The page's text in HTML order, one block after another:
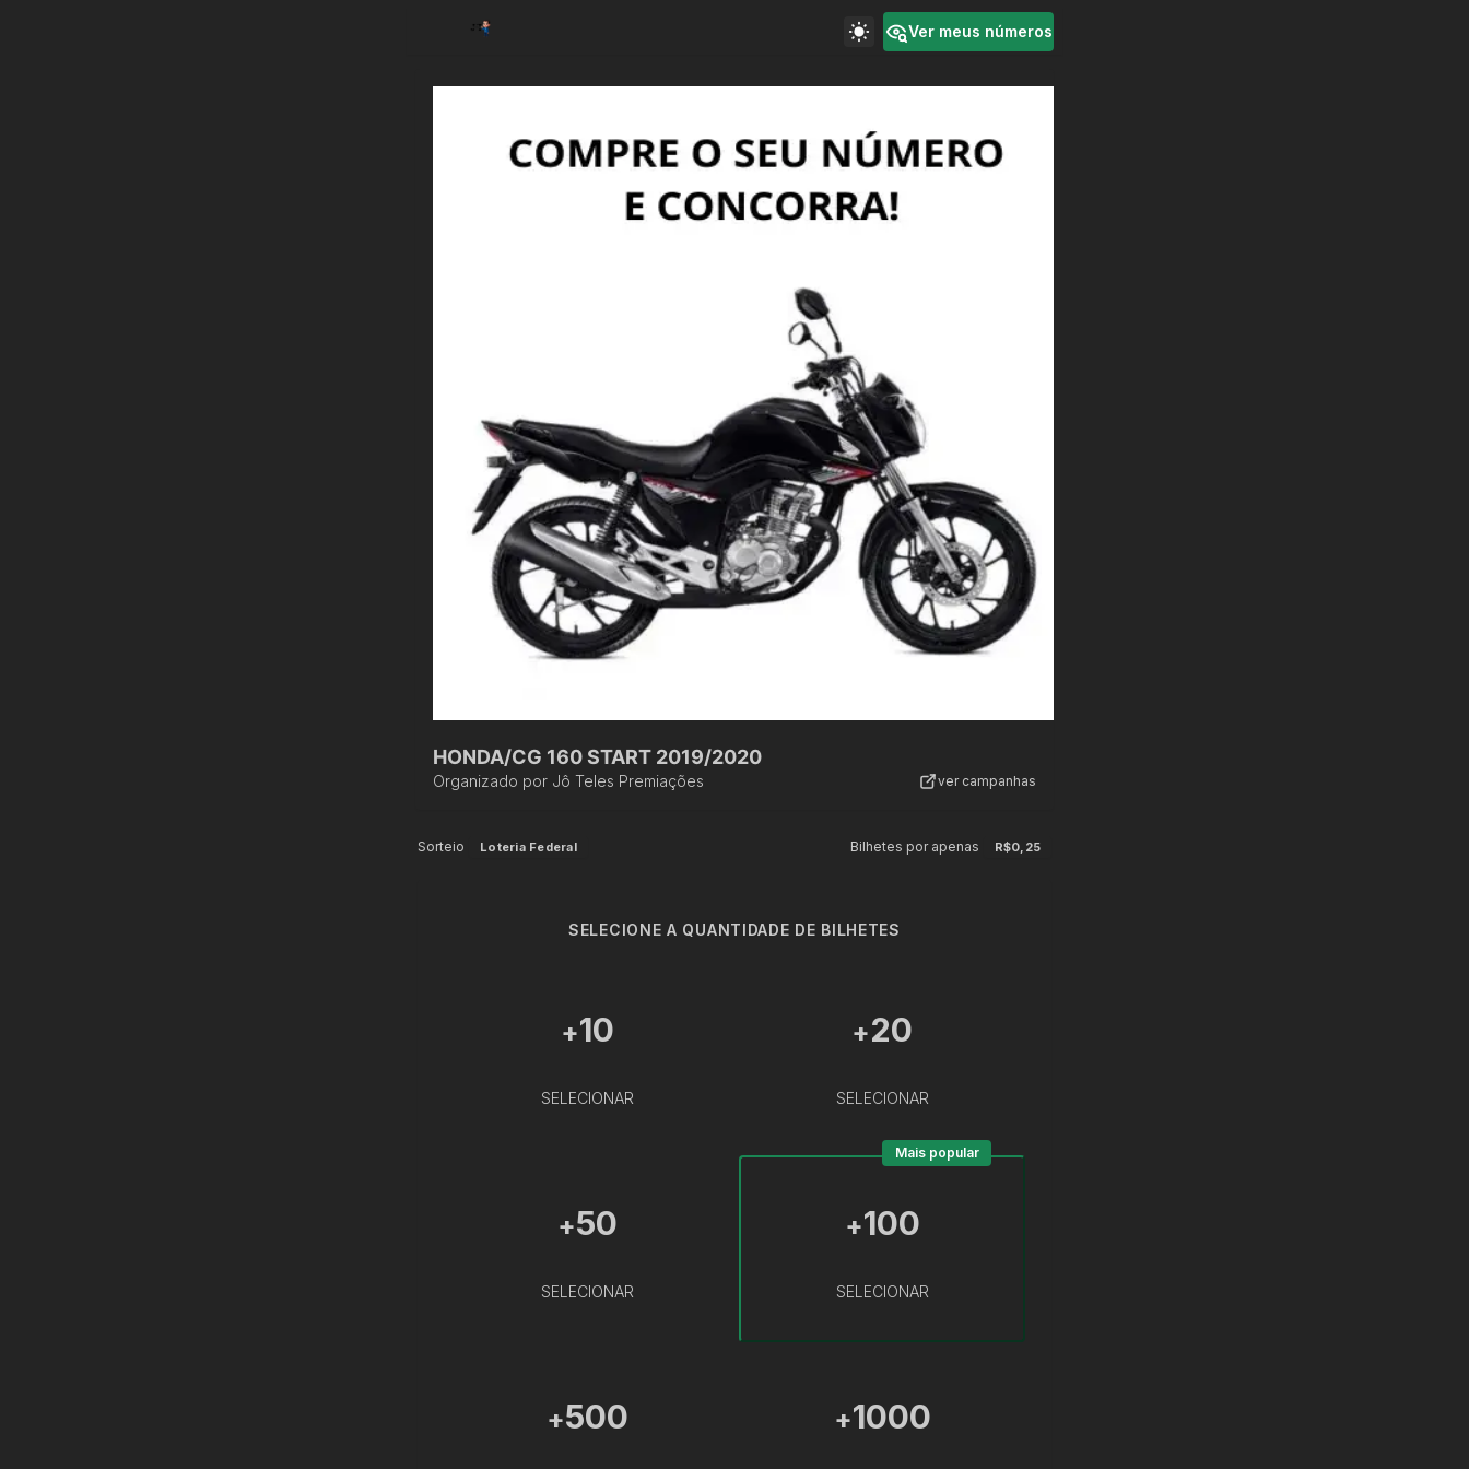
Ver meus números
HONDA/CG 160 START 2019/2020
Organizado por Jô Teles Premiações ver campanhas
Sorteio Loteria Federal Bilhetes por apenas R$0,25
SELECIONE A QUANTIDADE DE BILHETES
+10
SELECIONAR
+20
SELECIONAR
+50
SELECIONAR
+100
SELECIONAR
Mais popular
+500 +1000